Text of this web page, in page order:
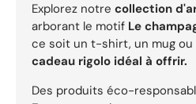
Explorez notre collection
arborant le motif Le
ce soit un t-shirt, un mug ou
cadeau rigolo idéal à offrir.
Des produits éco-